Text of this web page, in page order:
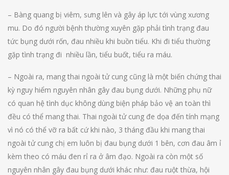
– Bàng quang bị viêm, sưng lên và gây áp lực tới vùng xương
mu. Do đó người bệnh thường xuyên gặp phải tình trạng đau
tức bụng dưới rốn, đau nhiều khi buồn tiểu. Khi đi tiểu thường
gặp tình trạng đi nhiều lần, tiểu buốt, tiểu ra máu.
– Ngoài ra, mang thai ngoài tử cung cũng là một biến chứng thai
kỳ nguy hiểm nguyên nhân gây đau bụng dưới. Những phụ nữ
có quan hệ tình dục không dùng biện pháp bảo vệ an toàn thì
đều có thể mang thai. Thai ngoài tử cung đe dọa đến tính mạng
vì nó có thể vỡ ra bất cứ khi nào, 3 tháng đầu khi mang thai
ngoài tử cung chị em luôn bị đau bụng dưới 1 bên, cơn đau âm ỉ
kèm theo có máu đen rỉ ra ở âm đạo. Ngoài ra còn một số
nguyên nhân gây đau bụng dưới khác như: đau ruột thừa, hội